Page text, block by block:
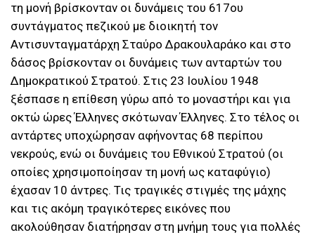
τη μονή βρίσκονταν οι δυνάμεις του 617ου
συντάγματος πεζικού με διοικητή τον
Αντισυνταγματάρχη Σταύρο Δρακουλαράκο και στο
δάσος βρίσκονταν οι δυνάμεις των ανταρτών του
Δημοκρατικού Στρατού. Στις 23 Ιουλίου 1948
ξέσπασε η επίθεση γύρω από το μοναστήρι και για
οκτώ ώρες Έλληνες σκότωναν Έλληνες. Στο τέλος οι
αντάρτες υποχώρησαν αφήνοντας 68 περίπου
νεκρούς, ενώ οι δυνάμεις του Εθνικού Στρατού (οι
οποίες χρησιμοποίησαν τη μονή ως καταφύγιο)
έχασαν 10 άντρες. Τις τραγικές στιγμές της μάχης
και τις ακόμη τραγικότερες εικόνες που
ακολούθησαν διατήρησαν στη μνήμη τους για πολλές